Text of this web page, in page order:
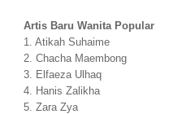
Artis Baru Wanita Popular
1. Atikah Suhaime
2. Chacha Maembong
3. Elfaeza Ulhaq
4. Hanis Zalikha
5. Zara Zya